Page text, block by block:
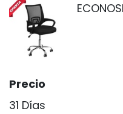
Precio
31 Días